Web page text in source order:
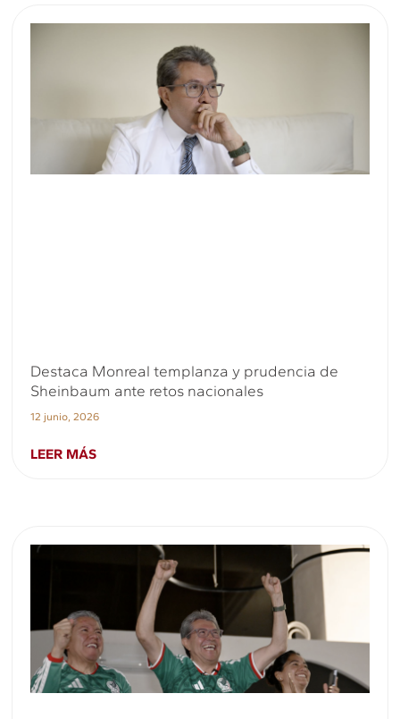
Destaca Monreal templanza y prudencia de
Sheinbaum ante retos nacionales
12 junio, 2026
LEER MÁS